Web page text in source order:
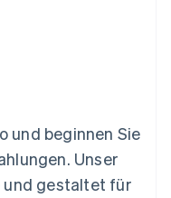
und beginnen Sie
Unser
und gestaltet für